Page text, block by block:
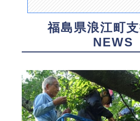
福島県浪江町
NEWS